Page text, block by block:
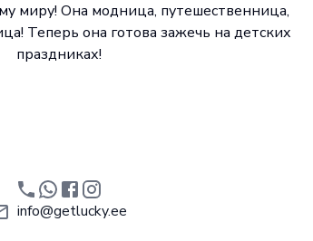
миру! Она модница, путешественница,
Теперь она готова зажечь на детских
праздниках!
info@getlucky.ee